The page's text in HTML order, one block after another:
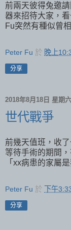
前兩天彼得兔邀
器來招待大家，
Fu突然有種似曾
Peter Fu 於 晚上
分享
2018年8月18日 星期六
世代戰爭
前幾天值班，收
等待手術的期間
「xx病患的家屬
Peter Fu 於 下午
分享